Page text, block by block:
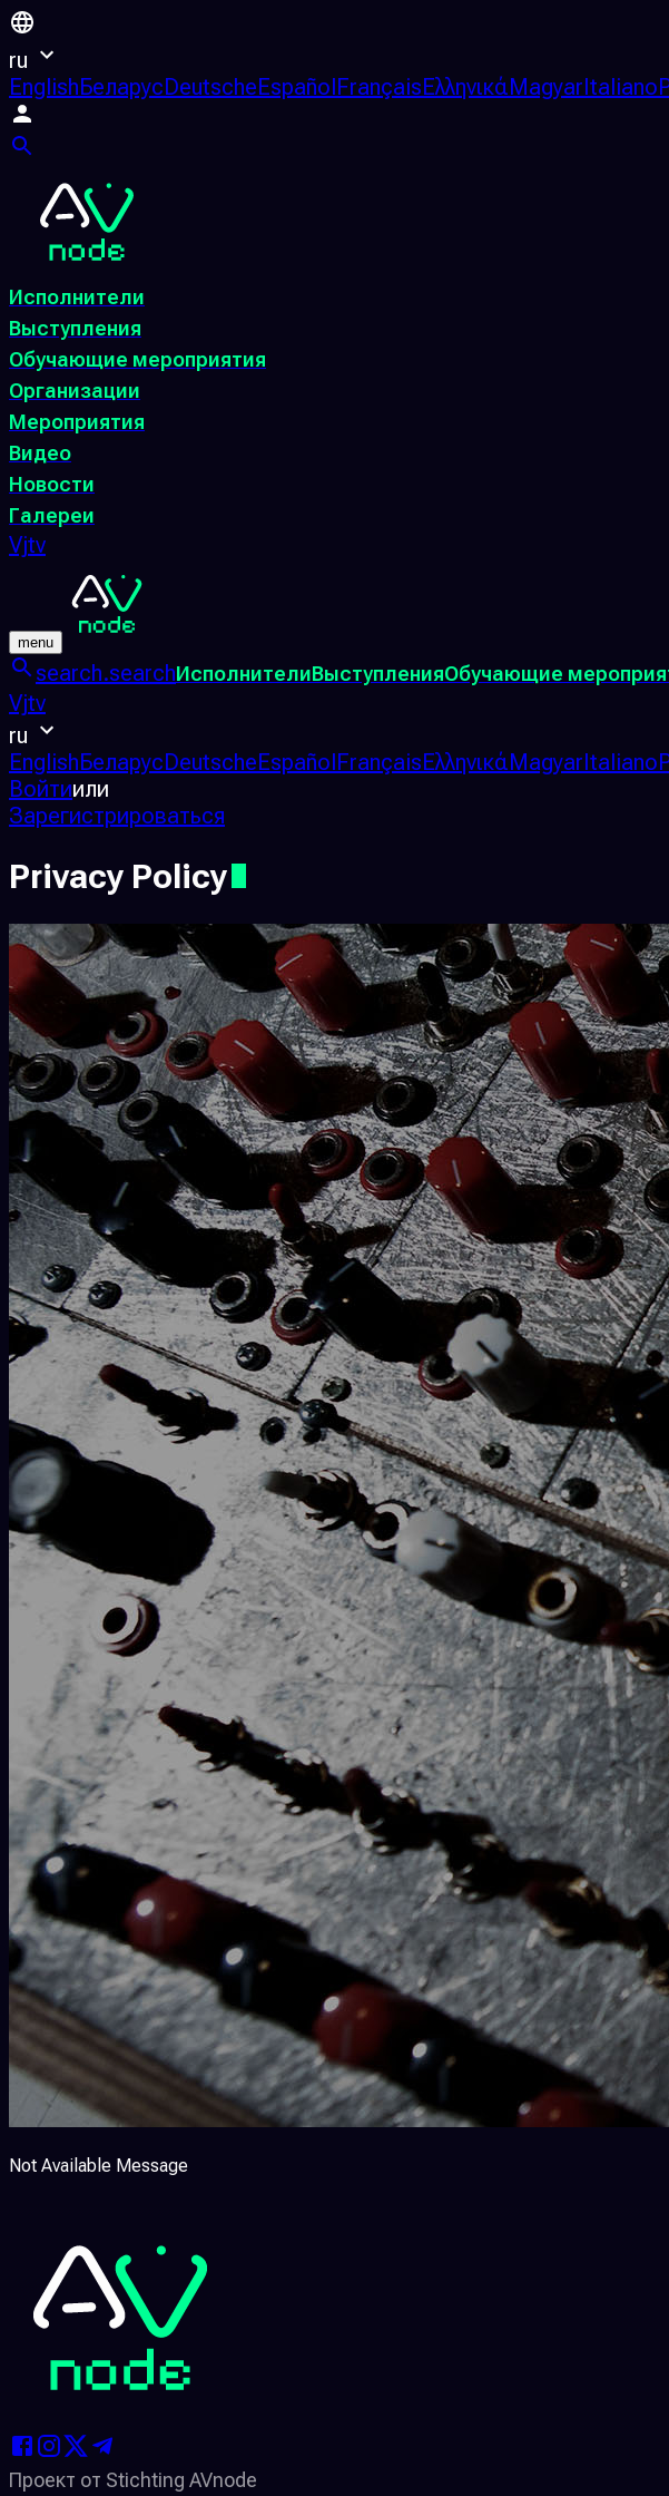
ru
EnglishБеларусDeutscheEspañolFrançaisΕλληνικάMagyarItaliano
Исполнители
Выступления
Обучающие мероприятия
Организации
Мероприятия
Видео
Новости
Галереи
Vjtv
menu
search.searchИсполнителиВыступленияОбучающие
Vjtv
ru
EnglishБеларусDeutscheEspañolFrançaisΕλληνικάMagyarItaliano
Войтиили
Зарегистрироваться
Privacy Policy
Not Available Message
Проект от Stichting AVnode